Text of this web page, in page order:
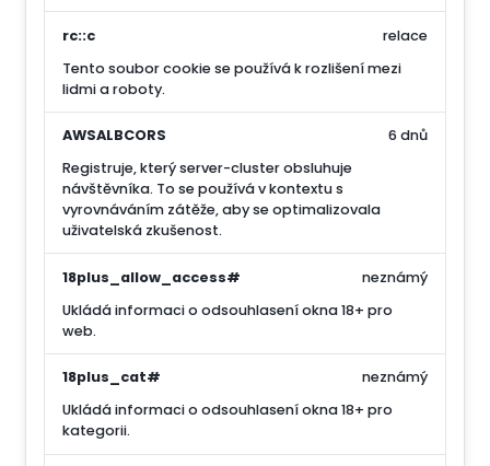
rc::c
Tento soubor cookie se používá k rozlišení mezi
lidmi a roboty.
relace
AWSALBCORS
Registruje, který server-cluster obsluhuje
návštěvníka. To se používá v kontextu s
vyrovnáváním zátěže, aby se optimalizovala
uživatelská zkušenost.
6 dnů
18plus_allow_access#
Ukládá informaci o odsouhlasení okna 18+ pro
web.
neznámý
18plus_cat#
Ukládá informaci o odsouhlasení okna 18+ pro
kategorii.
neznámý